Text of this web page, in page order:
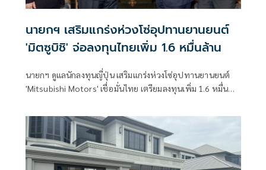
นายกฯ เสริมแกร่งห่วงโซ่อุปทานยานยนต์
'มิตซูบิชิ' จ่อลงทุนไทยเพิ่ม 1.6 หมื่นล้าน
นายกฯ ดูแลนักลงทุนญี่ปุ่น เสริมแกร่งห่วงโซ่อุปทานยานยนต์
'Mitsubishi Motors' เชื่อมั่นไทย เตรียมลงทุนเพิ่ม 1.6 หมื่น